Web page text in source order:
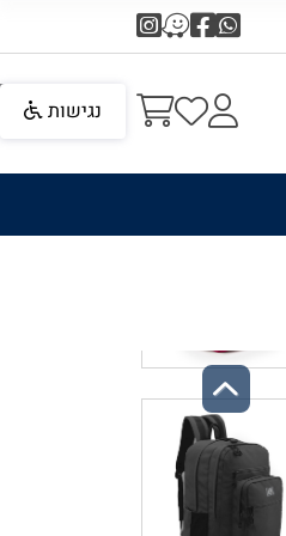
Previous
נגישות